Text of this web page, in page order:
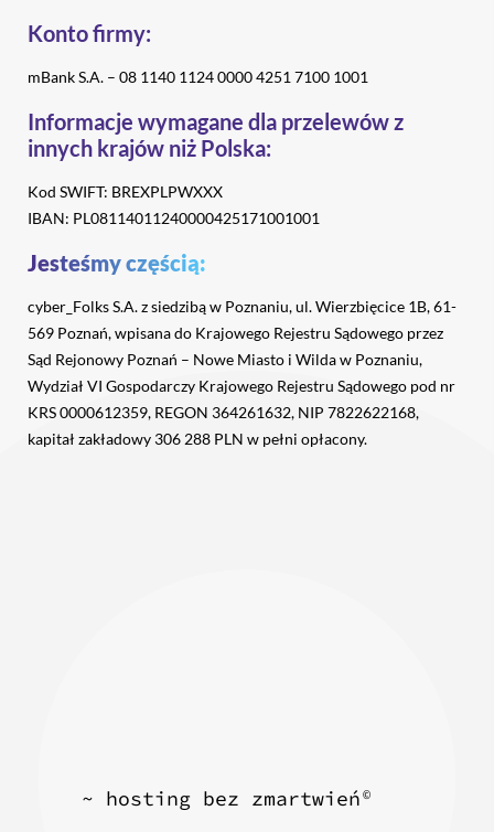
Konto firmy:
mBank S.A. – 08 1140 1124 0000 4251 7100 1001
Informacje wymagane dla przelewów z
innych krajów niż Polska:
Kod SWIFT: BREXPLPWXXX
IBAN: PL08114011240000425171001001
Jesteśmy częścią:
cyber_Folks S.A. z siedzibą w Poznaniu, ul. Wierzbięcice 1B, 61-
569 Poznań, wpisana do Krajowego Rejestru Sądowego przez
Sąd Rejonowy Poznań – Nowe Miasto i Wilda w Poznaniu,
Wydział VI Gospodarczy Krajowego Rejestru Sądowego pod nr
KRS 0000612359, REGON 364261632, NIP 7822622168,
kapitał zakładowy 306 288 PLN w pełni opłacony.
~ hosting bez zmartwień
©